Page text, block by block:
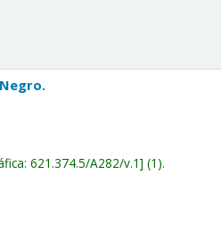
621.374.5/A282/v.1 (1).